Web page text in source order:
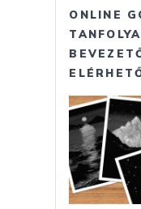
ONLINE